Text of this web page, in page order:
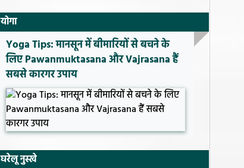
योगा
Yoga Tips: मानसून में बीमारियों से बचने के
लिए Pawanmuktasana और Vajrasana हैं
सबसे कारगर उपाय
घरेलू नुस्खे